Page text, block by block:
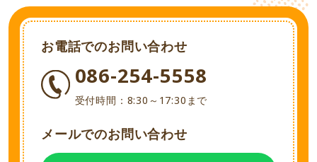
お電話でのお問い合わせ
086-254-5558
受付時間：8:30～17:30まで
メールでのお問い合わせ